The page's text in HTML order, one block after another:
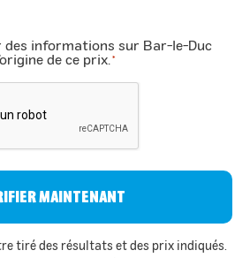
des informations sur Bar-le-Duc
de ce prix.*
tiré des résultats et des prix indiqués.